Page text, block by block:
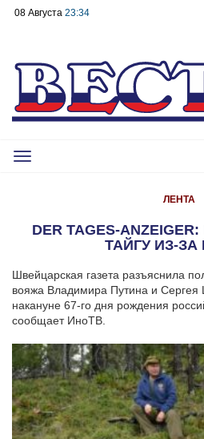
08 Августа 23:34
Toggle
ЛЕНТА
DER TAGES-
ТАЙГУ ИЗ-
Швейцарская газета разъяснила
вояжа Владимира Путина и Сергея
накануне 67-го дня рождения
сообщает ИноТВ.